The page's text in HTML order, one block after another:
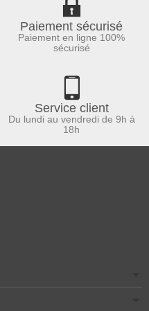
Paiement sécurisé
Paiement en ligne 100%
sécurisé
Service client
Du lundi au vendredi de 9h à
18h